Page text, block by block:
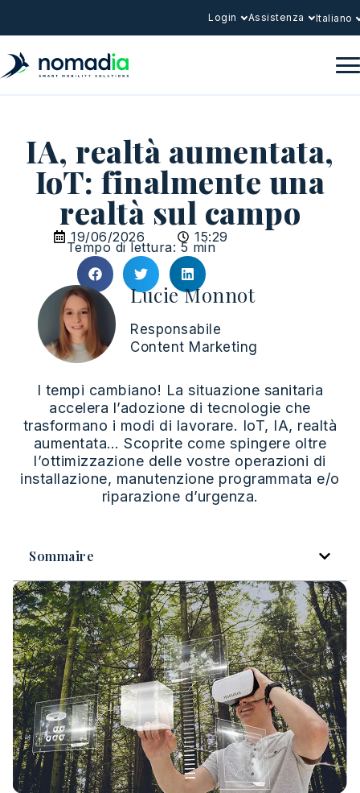
Login Assistenza Italiano
IA, realtà aumentata,
IoT: finalmente una
realtà sul campo
19/06/2026 15:29
Tempo di lettura: 5 min
Lucie Monnot
Responsabile
Content Marketing
I tempi cambiano! La situazione sanitaria
accelera l’adozione di tecnologie che
trasformano i modi di lavorare. IoT, IA, realtà
aumentata… Scoprite come spingere oltre
l’ottimizzazione delle vostre operazioni di
installazione, manutenzione programmata e/o
riparazione d’urgenza.
Sommaire